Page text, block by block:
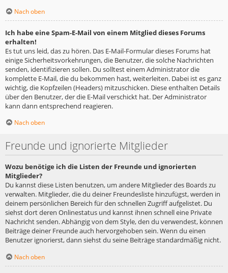
Nach oben
Ich habe eine Spam-E-Mail von einem Mitglied dieses Forums
erhalten!
Es tut uns leid, das zu hören. Das E-Mail-Formular dieses Forums hat
einige Sicherheitsvorkehrungen, die Benutzer, die solche Nachrichten
senden, identifizieren sollen. Du solltest einem Administrator die
komplette E-Mail, die du bekommen hast, weiterleiten. Dabei ist es ganz
wichtig, die Kopfzeilen (Headers) mitzuschicken. Diese enthalten Details
über den Benutzer, der die E-Mail verschickt hat. Der Administrator
kann dann entsprechend reagieren.
Nach oben
Freunde und ignorierte Mitglieder
Wozu benötige ich die Listen der Freunde und ignorierten
Mitglieder?
Du kannst diese Listen benutzen, um andere Mitglieder des Boards zu
verwalten. Mitglieder, die du deiner Freundesliste hinzufügst, werden in
deinem persönlichen Bereich für den schnellen Zugriff aufgelistet. Du
siehst dort deren Onlinestatus und kannst ihnen schnell eine Private
Nachricht senden. Abhängig von dem Style, den du verwendest, können
Beiträge deiner Freunde auch hervorgehoben sein. Wenn du einen
Benutzer ignorierst, dann siehst du seine Beiträge standardmäßig nicht.
Nach oben